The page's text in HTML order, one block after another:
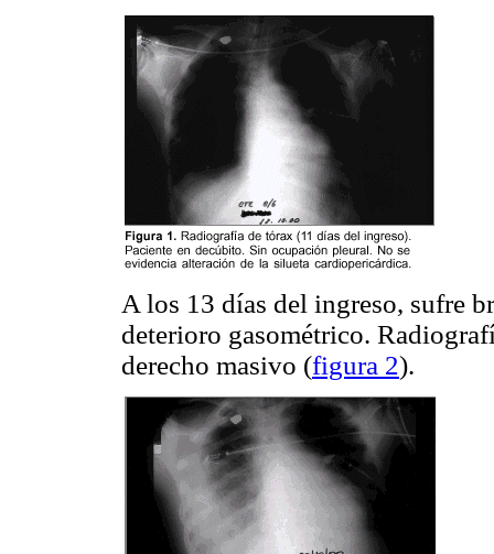
A los 13 días del ingreso, sufre
deterioro gasométrico.
derecho masivo (figura 2).